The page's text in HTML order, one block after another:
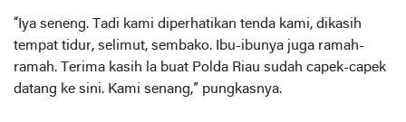
“Iya seneng. Tadi kami diperhatikan tenda kami, dikasih
tempat tidur, selimut, sembako. Ibu-ibunya juga ramah-
ramah. Terima kasih la buat Polda Riau sudah capek-capek
datang ke sini. Kami senang,” pungkasnya.